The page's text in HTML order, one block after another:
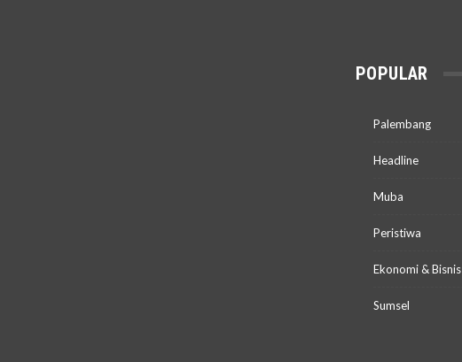
POPULAR
Palembang
Headline
Muba
Peristiwa
Ekonomi & Bisnis
Sumsel